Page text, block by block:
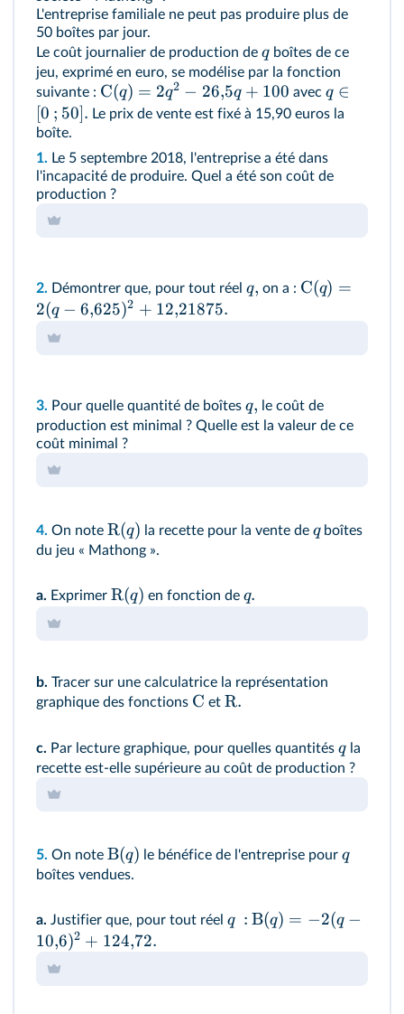
L'entreprise familiale ne peut pas produire plus de
50 boîtes par jour.
Le coût journalier de production de qboîtes de ce
jeu, exprimé en euro, se modélise par la fonction
suivante : C(q) = 2q2 − 26,5q + 100 avec q ∈
[0 ; 50]. Le prix de vente est fixé à 15,90 euros la
boîte.
1. Le 5 septembre 2018, l'entreprise a été dans
l'incapacité de produire. Quel a été son coût de
production ?
2. Démontrer que, pour tout réel q, on a : C(q) =
2(q − 6,625)2 + 12,21875.
3. Pour quelle quantité de boîtes q, le coût de
production est minimal ? Quelle est la valeur de ce
coût minimal ?
4. On note R(q) la recette pour la vente de qboîtes
du jeu « Mathong ».
a. Exprimer R(q) en fonction de q.
b. Tracer sur une calculatrice la représentation
graphique des fonctions C et R.
c. Par lecture graphique, pour quelles quantités qla
recette est-elle supérieure au coût de production ?
5. On note B(q) le bénéfice de l'entreprise pour q
boîtes vendues.
a. Justifier que, pour tout réel q : B(q) = −2(q −
10,6)2 + 124,72.